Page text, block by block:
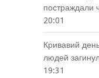
постраждали
20:01
Кривавий
людей
19:31